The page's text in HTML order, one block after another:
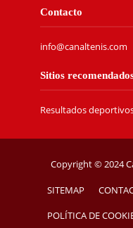
Contacto
info@canaltenis.com
Sitios
Resultados
Copyright © 2024
SITEMAP
POLÍTICA DE